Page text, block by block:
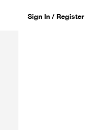
Sign In / Register